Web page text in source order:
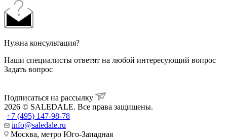
Нужна консультация?
Наши специалисты ответят на любой интересующий вопрос
Задать вопрос
Подписаться на рассылку
2026 © SALEDALE. Все права защищены.
+7 (495) 147-98-78
info@saledale.ru
Москва, метро Юго-Западная